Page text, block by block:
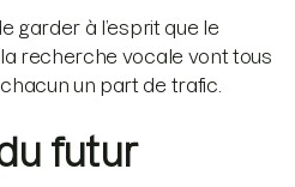
garder à l’esprit que le
recherche vocale vont tous
un part de trafic.
futur